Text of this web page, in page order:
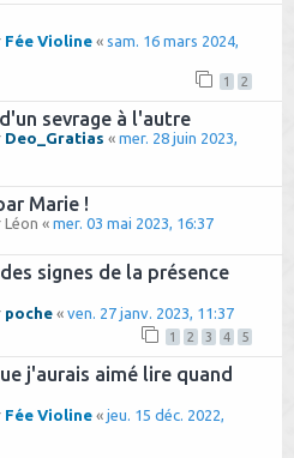
Fée Violine « sam. 16 mars 2024,
1 2
sevrage à l'autre
Deo_Gratias « mer. 28 juin 2023,
Marie !
Léon « mer. 03 mai 2023, 16:37
signes de la présence
poche « ven. 27 janv. 2023, 11:37
1 2 3 4 5
j'aurais aimé lire quand
Fée Violine « jeu. 15 déc. 2022,